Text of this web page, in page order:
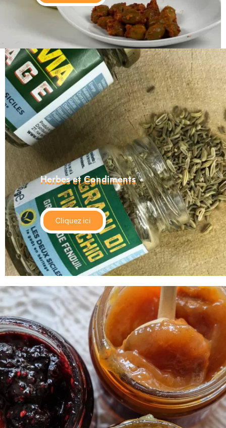
Herbes et Condiments
Cliquez ici